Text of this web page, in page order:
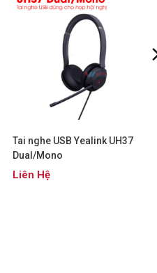
Tai nghe USB Yealink UH37
Dual/Mono
Liên Hệ